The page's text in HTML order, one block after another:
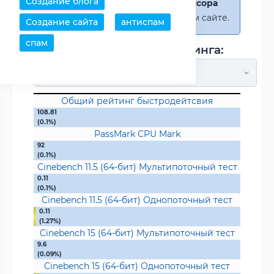
Создание сайта
антиспам
спам
самого мощного процессора
учавствующего на нашем сайте.
Метод подсчета рейтинга:
Общий рейтинг быстродейтсвия
108.81
(0.1%)
PassMark CPU Mark
92
(0.1%)
Cinebench 11.5 (64-бит) Мультипоточный тест
0.11
(0.1%)
Cinebench 11.5 (64-бит) Однопоточный тест
0.11
(1.27%)
Cinebench 15 (64-бит) Мультипоточный тест
9.6
(0.09%)
Cinebench 15 (64-бит) Однопоточный тест